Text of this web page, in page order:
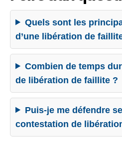
Quels sont les
d’une libération de
Combien de temps
de libération de faillite ?
Puis-je me défendre
contestation de